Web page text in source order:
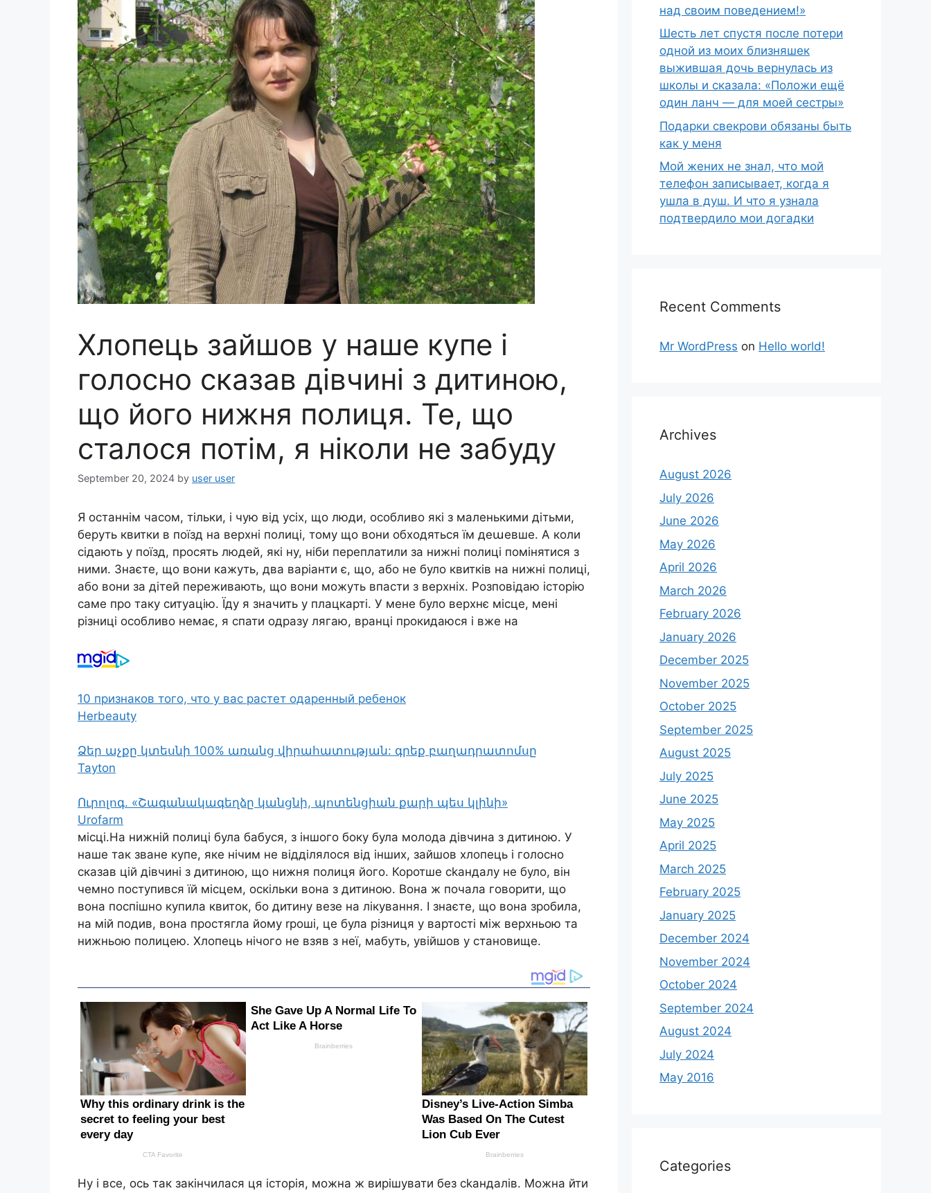
Хлопець зайшов у наше купе і
голосно сказав дівчині з дитиною,
що його нижня полиця. Те, що
сталося потім, я ніколи не забуду
September 20, 2024 by user user
Я останнім часом, тільки, і чую від усіх, що люди, особливо які з маленькими дітьми,
беруть квитки в поїзд на верхні полиці, тому що вони обходяться їм деաевше. А коли
сідають у поїзд, просять людей, які ну, ніби переплатили за нижні полиці помінятися з
ними. Знаєте, що вони кажуть, два варіанти є, що, або не було квитків на нижні полиці,
або вони за дітей переживають, що вони можуть впасти з верхніх. Розповідаю історію
саме про таку ситуацію. Їду я значить у плацкарті. У мене було верхнє місце, мені
різниці особливо немає, я спати одразу лягаю, вранці прокидаюся і вже на
10 признаков того, что у вас растет одаренный ребенок
Herbeauty
Ձեր աչքը կտեսնի 100% առանց վիրահատության: գրեք բաղադրատոմսը
Tayton
Ուրոլոգ. «Շագանակագեղձը կանցնի, պոտենցիան քարի պես կլինի»
Urofarm
місці.На нижній полиці була бабуся, з іншого боку була молода дівчина з дитиною. У
наше так зване купе, яке нічим не відділялося від інших, зайшов хлопець і голосно
сказав цій дівчині з дитиною, що нижня полиця його. Коротше сkандалу не було, він
чемно поступився їй місцем, оскільки вона з дитиною. Вона ж почала говорити, що
вона поспішно купила квиток, бо дитину везе на лікування. І знаєте, що вона зробила,
на мій подив, вона простягла йому rроші, це була різниця у вартості між верхньою та
нижньою полицею. Хлопець нічого не взяв з неї, мабуть, увійшов у становище.
Ну і все, ось так закінчилася ця історія, можна ж вирішувати без сkандалів. Можна йти
над своим поведением!»
Шесть лет спустя после потери
одной из моих близняшек
выжившая дочь вернулась из
школы и сказала: «Положи ещё
один ланч — для моей сестры»
Подарки свекрови обязаны быть
как у меня
Мой жених не знал, что мой
телефон записывает, когда я
ушла в душ. И что я узнала
подтвердило мои догадки
Recent Comments
Mr WordPress on Hello world!
Archives
August 2026
July 2026
June 2026
May 2026
April 2026
March 2026
February 2026
January 2026
December 2025
November 2025
October 2025
September 2025
August 2025
July 2025
June 2025
May 2025
April 2025
March 2025
February 2025
January 2025
December 2024
November 2024
October 2024
September 2024
August 2024
July 2024
May 2016
Categories